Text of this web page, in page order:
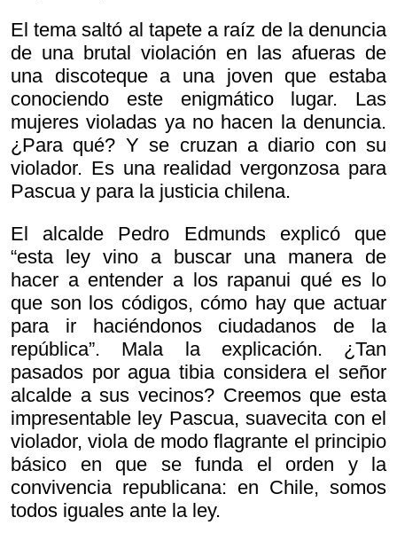
El tema saltó al tapete a raíz de la denuncia
de una brutal violación en las afueras de
una discoteque a una joven que estaba
conociendo este enigmático lugar. Las
mujeres violadas ya no hacen la denuncia.
¿Para qué? Y se cruzan a diario con su
violador. Es una realidad vergonzosa para
Pascua y para la justicia chilena.
El alcalde Pedro Edmunds explicó que
“esta ley vino a buscar una manera de
hacer a entender a los rapanui qué es lo
que son los códigos, cómo hay que actuar
para ir haciéndonos ciudadanos de la
república”. Mala la explicación. ¿Tan
pasados por agua tibia considera el señor
alcalde a sus vecinos? Creemos que esta
impresentable ley Pascua, suavecita con el
violador, viola de modo flagrante el principio
básico en que se funda el orden y la
convivencia republicana: en Chile, somos
todos iguales ante la ley.